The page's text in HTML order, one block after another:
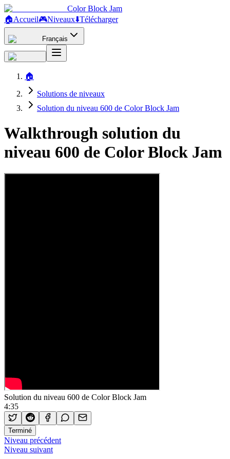
Color Block Jam
🏠Accueil🎮Niveaux⬇️Télécharger
Français
🏠
Solutions de niveaux
Solution du niveau 600 de Color Block Jam
Walkthrough solution du
niveau 600 de Color Block Jam
Solution du niveau 600 de Color Block Jam
4:35
Terminé
Niveau précédent
Niveau suivant